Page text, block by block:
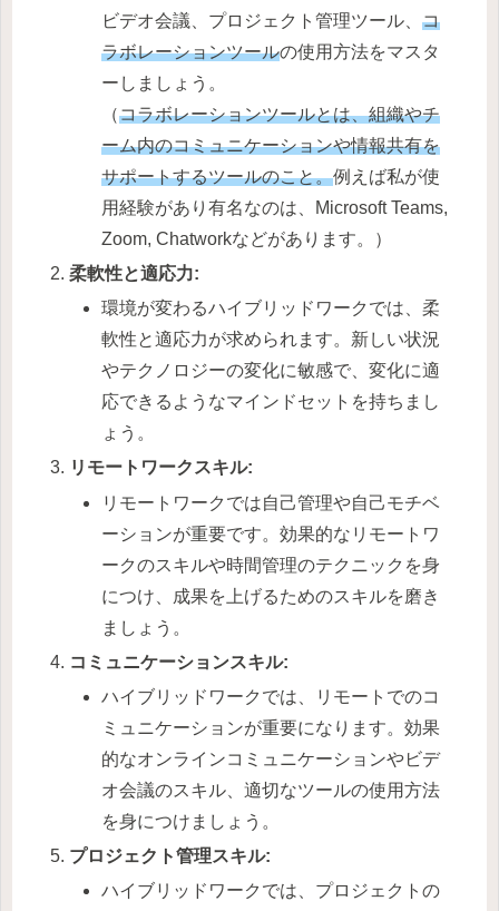
ビデオ会議、プロジェクト管理ツール、コ
ラボレーションツールの使用方法をマスタ
ーしましょう。
（コラボレーションツールとは、組織やチ
ーム内のコミュニケーションや情報共有を
サポートするツールのこと。例えば私が使
用経験があり有名なのは、Microsoft Teams,
Zoom, Chatworkなどがあります。）
柔軟性と適応力:
環境が変わるハイブリッドワークでは、柔
軟性と適応力が求められます。新しい状況
やテクノロジーの変化に敏感で、変化に適
応できるようなマインドセットを持ちまし
ょう。
リモートワークスキル:
リモートワークでは自己管理や自己モチベ
ーションが重要です。効果的なリモートワ
ークのスキルや時間管理のテクニックを身
につけ、成果を上げるためのスキルを磨き
ましょう。
コミュニケーションスキル:
ハイブリッドワークでは、リモートでのコ
ミュニケーションが重要になります。効果
的なオンラインコミュニケーションやビデ
オ会議のスキル、適切なツールの使用方法
を身につけましょう。
プロジェクト管理スキル:
ハイブリッドワークでは、プロジェクトの